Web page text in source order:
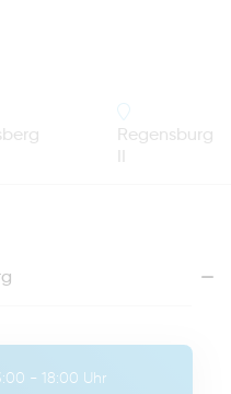
Regensburg
- 18:00 Uhr